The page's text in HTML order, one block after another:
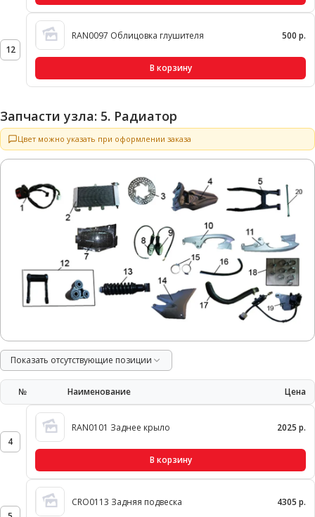
12
RAN0097 Облицовка глушителя 500 р.
В корзину
Запчасти узла: 5. Радиатор
Цвет можно указать при оформлении заказа
Показать отсутствующие позиции
№ Наименование Цена
4
RAN0101 Заднее крыло 2025 р.
В корзину
CRO0113 Задняя подвеска 4305 р.